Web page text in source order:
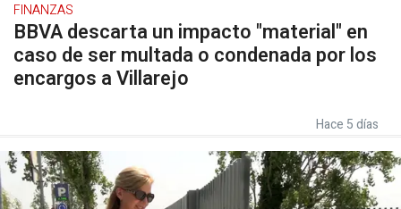
FINANZAS
BBVA descarta un impacto "material" en
caso de ser multada o condenada por los
encargos a Villarejo
Hace 5 días